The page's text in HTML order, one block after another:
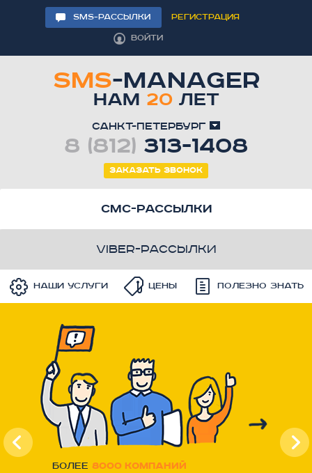
SMS-РАССЫЛКИ
РЕГИСТРАЦИЯ
ВОЙТИ
SMS-MANAGER
НАМ 20ЛЕТ
Санкт-Петербург
8 (812) 313-1408
Заказать звонок
смс-рассылки
viber-рассылки
Наши услуги Цены Полезно знать
Более 8000 компаний